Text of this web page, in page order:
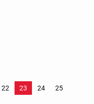
22 23 24
25